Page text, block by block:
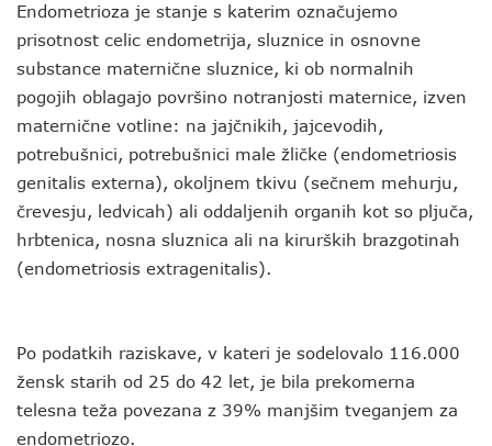
Endometrioza je stanje s katerim označujemo
prisotnost celic endometrija, sluznice in osnovne
substance maternične sluznice, ki ob normalnih
pogojih oblagajo površino notranjosti maternice, izven
maternične votline: na jajčnikih, jajcevodih,
potrebušnici, potrebušnici male žličke (endometriosis
genitalis externa), okoljnem tkivu (sečnem mehurju,
črevesju, ledvicah) ali oddaljenih organih kot so pljuča,
hrbtenica, nosna sluznica ali na kirurških brazgotinah
(endometriosis extragenitalis).
Po podatkih raziskave, v kateri je sodelovalo 116.000
žensk starih od 25 do 42 let, je bila prekomerna
telesna teža povezana z 39% manjšim tveganjem za
endometriozo.